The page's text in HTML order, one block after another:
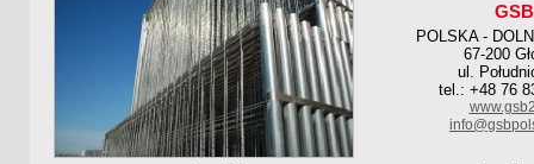
GSB
POLSKA -
67-200
ul.
tel.: +48 76